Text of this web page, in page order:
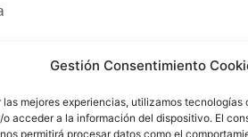
Gestión Consentimiento
las mejores experiencias, utilizamos tecnologías
acceder a la información del dispositivo. El
permitirá procesar datos como el